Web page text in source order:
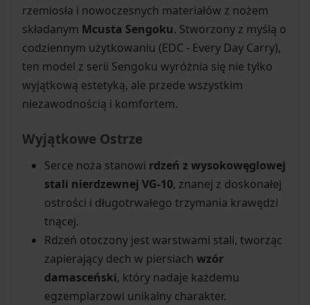
rzemiosła i nowoczesnych materiałów z nożem
składanym Mcusta Sengoku. Stworzony z myślą o
codziennym użytkowaniu (EDC - Every Day Carry),
ten model z serii Sengoku wyróżnia się nie tylko
wyjątkową estetyką, ale przede wszystkim
niezawodnością i komfortem.
Wyjątkowe Ostrze
Serce noża stanowi rdzeń z wysokowęglowej
stali nierdzewnej VG-10, znanej z doskonałej
ostrości i długotrwałego trzymania krawędzi
tnącej.
Rdzeń otoczony jest warstwami stali, tworząc
zapierający dech w piersiach wzór
damasceński, który nadaje każdemu
egzemplarzowi unikalny charakter.